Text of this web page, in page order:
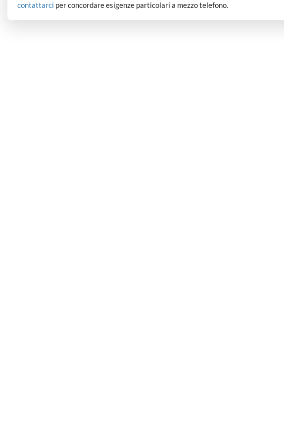
contattarci per concordare esigenze particolari a mezzo telefono.